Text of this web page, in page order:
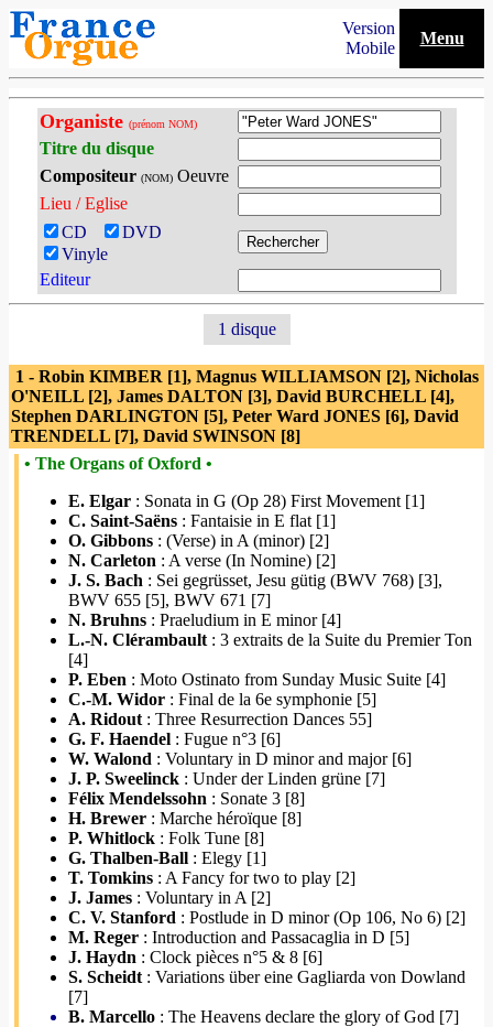
Version
Mobile
Menu
Organiste (prénom NOM)
Titre du disque
Compositeur (NOM)Oeuvre
Lieu / Eglise
CD
DVD
Vinyle
Editeur
1 disque
1 - Robin KIMBER [1], Magnus WILLIAMSON [2], Nicholas
O'NEILL [2], James DALTON [3], David BURCHELL [4],
Stephen DARLINGTON [5], Peter Ward JONES [6], David
TRENDELL [7], David SWINSON [8]
• The Organs of Oxford •
E. Elgar : Sonata in G (Op 28) First Movement [1]
C. Saint-Saëns : Fantaisie in E flat [1]
O. Gibbons : (Verse) in A (minor) [2]
N. Carleton : A verse (In Nomine) [2]
J. S. Bach : Sei gegrüsset, Jesu gütig (BWV 768) [3],
BWV 655 [5], BWV 671 [7]
N. Bruhns : Praeludium in E minor [4]
L.-N. Clérambault : 3 extraits de la Suite du Premier Ton
[4]
P. Eben : Moto Ostinato from Sunday Music Suite [4]
C.-M. Widor : Final de la 6e symphonie [5]
A. Ridout : Three Resurrection Dances 55]
G. F. Haendel : Fugue n°3 [6]
W. Walond : Voluntary in D minor and major [6]
J. P. Sweelinck : Under der Linden grüne [7]
Félix Mendelssohn : Sonate 3 [8]
H. Brewer : Marche héroïque [8]
P. Whitlock : Folk Tune [8]
G. Thalben-Ball : Elegy [1]
T. Tomkins : A Fancy for two to play [2]
J. James : Voluntary in A [2]
C. V. Stanford : Postlude in D minor (Op 106, No 6) [2]
M. Reger : Introduction and Passacaglia in D [5]
J. Haydn : Clock pièces n°5 & 8 [6]
S. Scheidt : Variations über eine Gagliarda von Dowland
[7]
B. Marcello : The Heavens declare the glory of God [7]